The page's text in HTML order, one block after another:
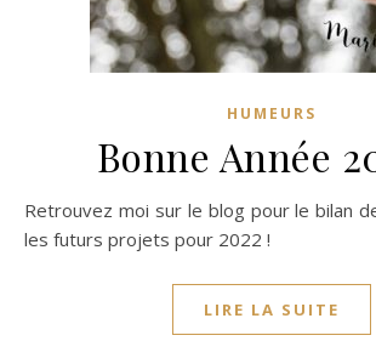
HUMEURS
Bonne Année
Retrouvez moi sur le blog pour le bilan de l'année 2021 et
les futurs projets pour 2022 !
LIRE LA SUITE